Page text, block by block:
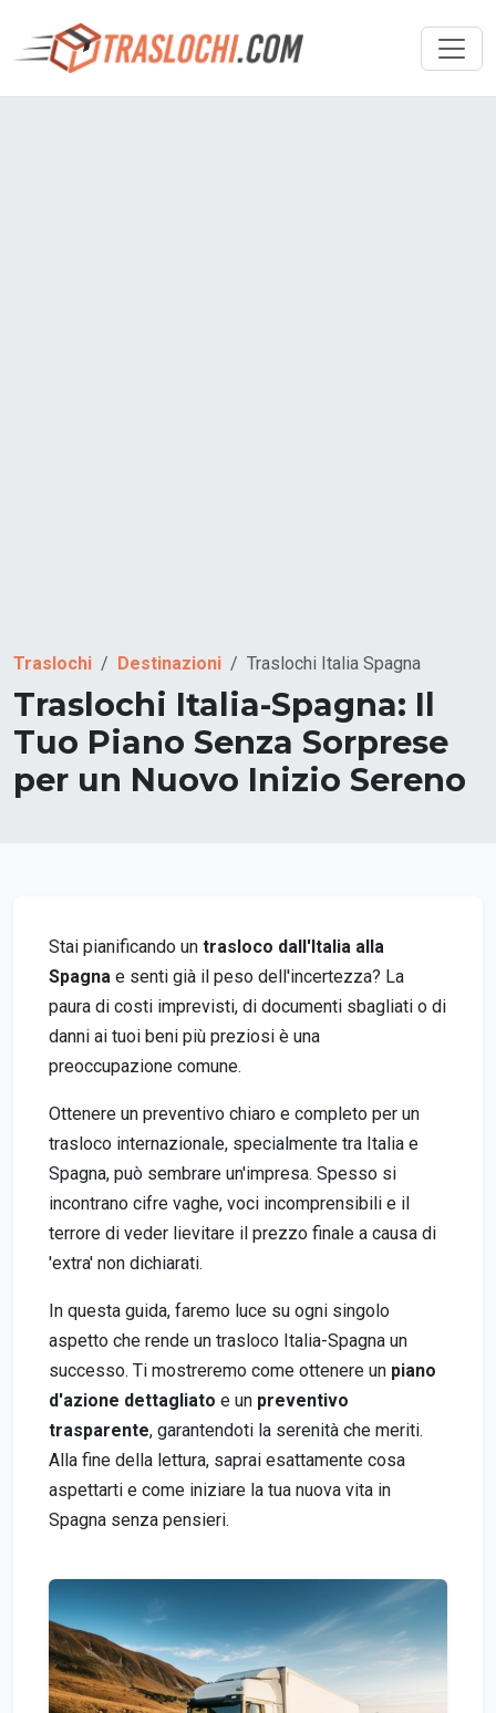
Traslochi Destinazioni Traslochi Italia Spagna
Traslochi Italia-Spagna: Il
Tuo Piano Senza Sorprese
per un Nuovo Inizio Sereno
Stai pianificando un trasloco dall'Italia alla
Spagna e senti già il peso dell'incertezza? La
paura di costi imprevisti, di documenti sbagliati o di
danni ai tuoi beni più preziosi è una
preoccupazione comune.
Ottenere un preventivo chiaro e completo per un
trasloco internazionale, specialmente tra Italia e
Spagna, può sembrare un'impresa. Spesso si
incontrano cifre vaghe, voci incomprensibili e il
terrore di veder lievitare il prezzo finale a causa di
'extra' non dichiarati.
In questa guida, faremo luce su ogni singolo
aspetto che rende un trasloco Italia-Spagna un
successo. Ti mostreremo come ottenere un piano
d'azione dettagliato e un preventivo
trasparente, garantendoti la serenità che meriti.
Alla fine della lettura, saprai esattamente cosa
aspettarti e come iniziare la tua nuova vita in
Spagna senza pensieri.